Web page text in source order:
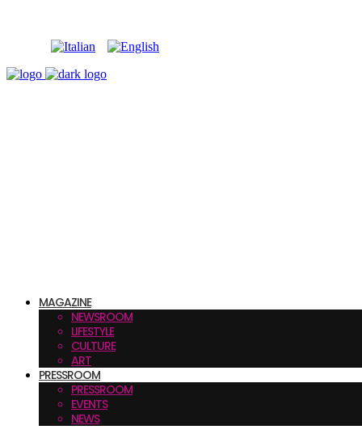
MAGAZINE
NEWSROOM
LIFESTYLE
CULTURE
ART
PRESSROOM
PRESSROOM
EVENTS
NEWS